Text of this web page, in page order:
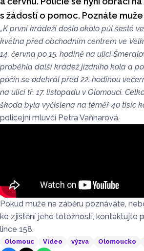
s žádostí o pomoc. Poznáte
„K první krádeži došlo okolo půl šesté
května před obchodním centrem ve
14. června po 15. hodině na ulici
proběhla další krádež jízdního kola a
počin se odehrál před 22. hodinou
na ulici tř. 17. listopadu v Olomouci.
škoda byla vyčíslena na téměř 40 tisíc
policejní mluvčí Petra Vaňharová.
Pokud muže na záběru poznáváte,
ke zjištění jeho totožnosti, kontaktujte
lince 158.
Olomouc Video výzva Olomoucko